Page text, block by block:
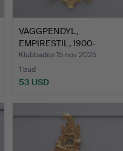
VÄGGPENDYL,
EMPIRESTIL, 1900-
TALETS MITT.
Klubbades 15 nov 2025
1 bud
53 USD